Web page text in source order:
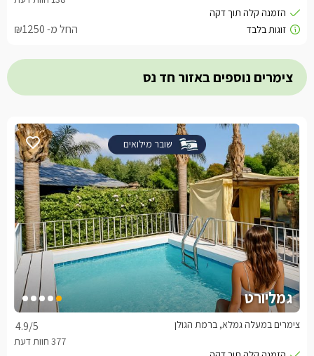
החל מ- ₪1250
צימרים נוספים באזור חד נס
שובר מילואים
גמליורט
4.9/5 צימרים במעלה גמלא, ברמת הגולן